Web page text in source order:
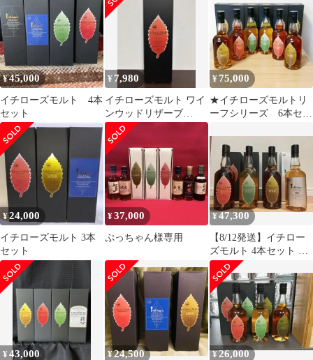
¥45,000
イチローズモルト 4本
セット
¥ 7,980
イチローズモルト ワイ
ンウッドリザーブ
700ml
¥ 75,000
★イチローズモルトリ
ーフシリーズ 6本セッ
¥24,000
イチローズモルト 3本
セット
¥37,000
ぷっちゃん様専用
¥47,300
【8/12発送】イチロー
ズモルト 4本セット リ
ーフラベル
¥43,000 ¥24,500 ¥26,000